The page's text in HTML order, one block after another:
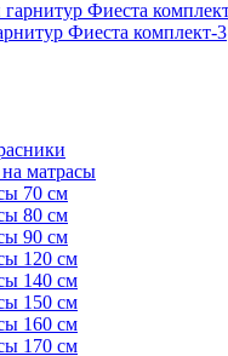
Фиеста комплект-3
матрасы
70 см
80 см
90 см
120 см
140 см
150 см
160 см
170 см